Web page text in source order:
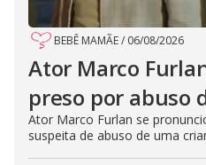
BEBÊ MAMÃE/ 06/08/2026
Ator Marco
preso por abuso
Ator Marco Furlan se
suspeita de abuso de uma